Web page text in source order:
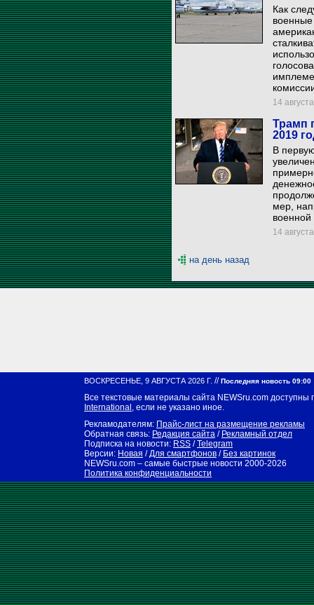
Как
14
Трамп
2019
В
мер,
14
на день назад
ВОСКРЕСЕНЬЕ, 9 АВГУСТА 2026 Г. //Последняя новость 09:00
Все текстовые материалы сайта NEWSru.com доступны
International , если не указано иное.
Рекламодателям: Прайс-лист на размещение рекламы
Обратная связь: Редакция сайта / Рекламный отдел
Подписка на новости: RSS /Telegram
Версии: Новая /Для смартфонов / Без картинок
NEWSru.com – самые быстрые новости 2000-2026
Политика конфиденциальности